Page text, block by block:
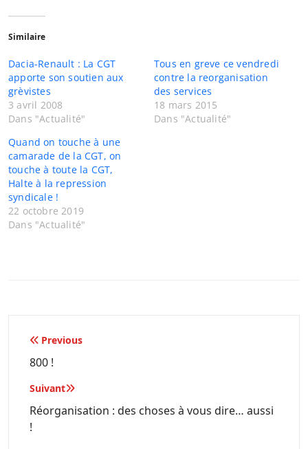
Similaire
Dacia-Renault : La CGT
apporte son soutien aux
grèvistes
3 avril 2008
Dans "Actualité"
Tous en greve ce vendredi
contre la reorganisation
des services
18 mars 2015
Dans "Actualité"
Quand on touche à une
camarade de la CGT, on
touche à toute la CGT,
Halte à la repression
syndicale !
22 octobre 2019
Dans "Actualité"
Navigation
de
l’article
Previous
800 !
Suivant
Réorganisation : des choses à vous dire… aussi
!